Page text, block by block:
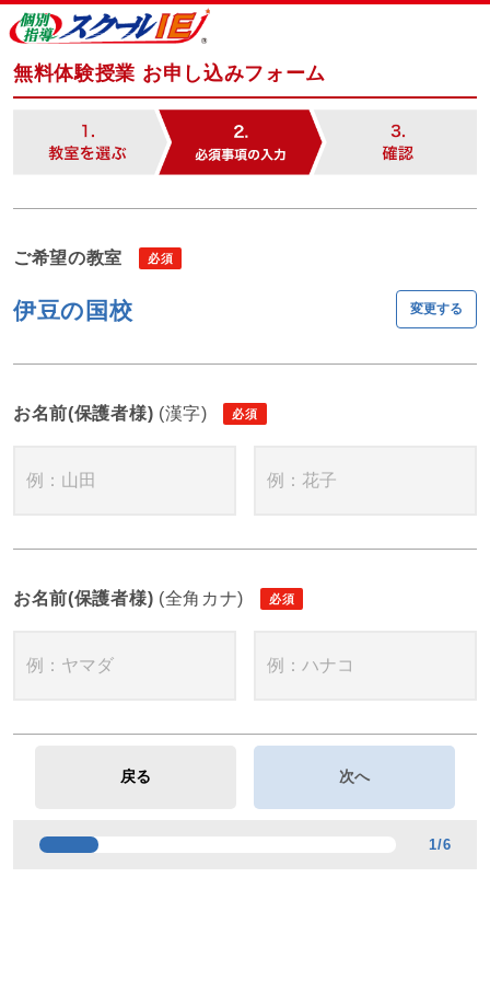
無料体験授業 お申し込みフォーム
ご希望の教室
伊豆の国校 変更する
お名前(保護者様) (漢字)
お名前(保護者様) (全角カナ)
1/6